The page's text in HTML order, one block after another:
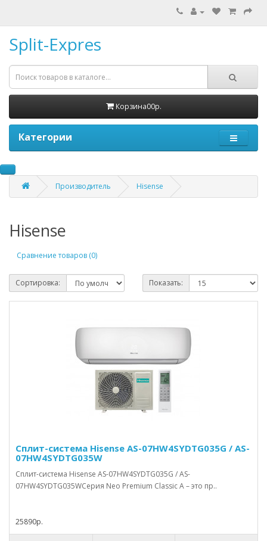
Split-Expres
Корзина00р.
Категории
Производитель Hisense
Hisense
Сравнение товаров (0)
Сортировка: Показать:
Сплит-система Hisense AS-07HW4SYDTG035G / AS-
07HW4SYDTG035W
Сплит-система Hisense AS-07HW4SYDTG035G / AS-
07HW4SYDTG035WСерия Neo Premium Classic A – это пр..
25890р.